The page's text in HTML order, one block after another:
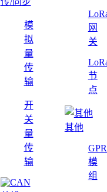
模
拟
量
传
输
开
关
量
传
输
网
关
节
点
其他
模
组